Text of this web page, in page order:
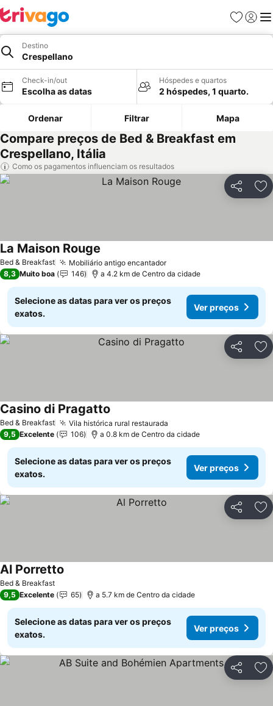
Favoritos
Iniciar
Destino
Crespellano
Check-in/out
Escolha as datas
Hóspedes e quartos
2 hóspedes, 1 quarto.
Ordenar Filtrar Mapa
Compare preços de Bed & Breakfast em
Crespellano, Itália
Como os pagamentos influenciam os resultados
Partilhar
Bed & Breakfast Mobiliário antigo encantador
La Maison Rouge
8,3 Muito boa 146 a 4.2 km de Centro da cidade
Selecione as datas para ver os preços
exatos.
Ver preços
Partilhar
Bed & Breakfast Vila histórica rural restaurada
Casino di Pragatto
9,5 Excelente 106 a 0.8 km de Centro da cidade
Selecione as datas para ver os preços
exatos.
Ver preços
Partilhar
Bed & Breakfast
Al Porretto
9,5 Excelente 65 a 5.7 km de Centro da cidade
Selecione as datas para ver os preços
exatos.
Ver preços
Partilhar